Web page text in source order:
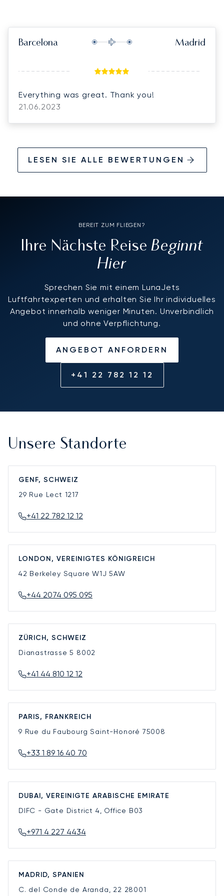
Barcelona Madrid
Everything was great. Thank you!
21.06.2023
LESEN SIE ALLE BEWERTUNGEN
BEREIT ZUM FLIEGEN?
Ihre Nächste ReiseBeginnt
Hier
Sprechen Sie mit einem LunaJets
Luftfahrtexperten und erhalten Sie Ihr individuelles
Angebot innerhalb weniger Minuten. Unverbindlich
und ohne Verpflichtung.
ANGEBOT ANFORDERN
+41 22 782 12 12
Unsere Standorte
GENF, SCHWEIZ
29 Rue Lect 1217
+41 22 782 12 12
LONDON, VEREINIGTES KÖNIGREICH
42 Berkeley SquareW1J 5AW
+44 2074 095 095
ZÜRICH, SCHWEIZ
Dianastrasse 5 8002
+41 44 810 12 12
PARIS, FRANKREICH
9 Rue du Faubourg Saint-Honoré 75008
+33 1 89 16 40 70
DUBAI, VEREINIGTE ARABISCHE EMIRATE
DIFC - Gate District 4, Office B03
+971 4 227 4434
MADRID, SPANIEN
C. del Conde de Aranda, 22 28001